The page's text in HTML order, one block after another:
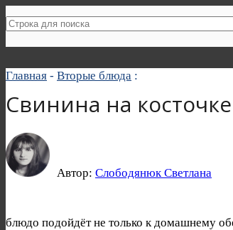
Главная - Вторые блюда :
Свинина на
Автор: Слободянюк Светлана
блюдо подойдёт не только к домашнему